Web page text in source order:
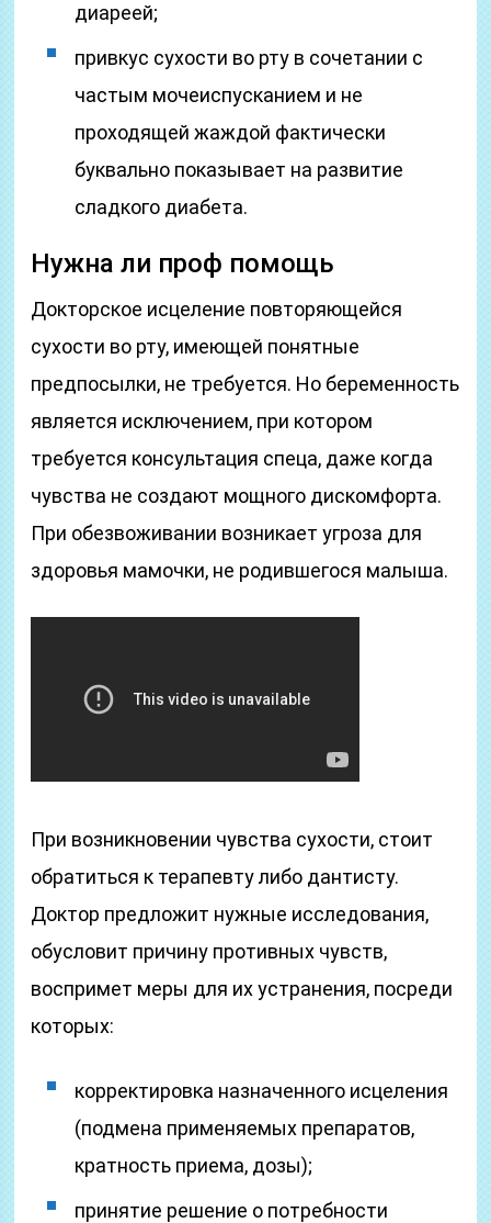
диареей;
привкус сухости во рту в сочетании с
частым мочеиспусканием и не
проходящей жаждой фактически
буквально показывает на развитие
сладкого диабета.
Нужна ли проф помощь
Докторское исцеление повторяющейся
сухости во рту, имеющей понятные
предпосылки, не требуется. Но беременность
является исключением, при котором
требуется консультация спеца, даже когда
чувства не создают мощного дискомфорта.
При обезвоживании возникает угроза для
здоровья мамочки, не родившегося малыша.
При возникновении чувства сухости, стоит
обратиться к терапевту либо дантисту.
Доктор предложит нужные исследования,
обусловит причину противных чувств,
воспримет меры для их устранения, посреди
которых:
корректировка назначенного исцеления
(подмена применяемых препаратов,
кратность приема, дозы);
принятие решение о потребности